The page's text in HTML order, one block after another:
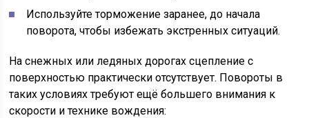
Используйте торможение заранее, до начала
поворота, чтобы избежать экстренных ситуаций.
На снежных или ледяных дорогах сцепление с
поверхностью практически отсутствует. Повороты в
таких условиях требуют ещё большего внимания к
скорости и технике вождения: